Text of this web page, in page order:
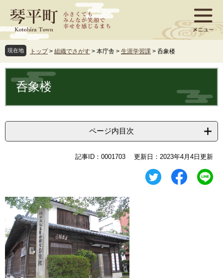
ジ
先
頭
で
ュ
を
飛
ば
へ
現在地 トップ > 組織でさがす > 本庁舎 > 生涯学習課 > 呑象楼
文 呑象楼
ページ内目次
記事ID：0001703 更新日：2023年4月4日更新